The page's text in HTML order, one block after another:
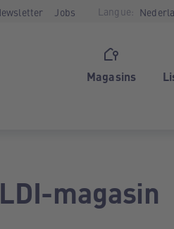
Jobs Langue:
Magasins
magasin